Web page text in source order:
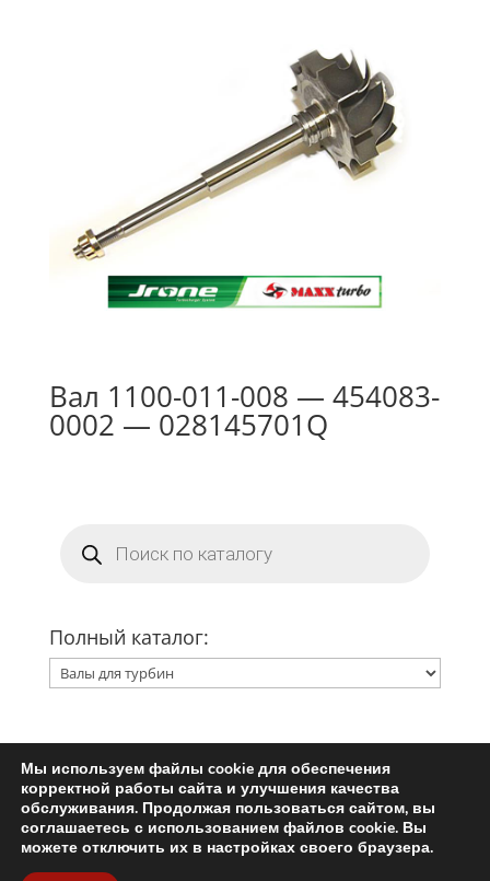
Вал 1100-011-008 — 454083-
0002 — 028145701Q
товаров
Полный каталог:
Главная
Ремкомплект турбины
Запчасти для турбин
Пользовательское соглашение
Политика конфиденциальности
Мы используем файлы cookie для обеспечения
корректной работы сайта и улучшения качества
обслуживания. Продолжая пользоваться сайтом, вы
соглашаетесь с использованием файлов cookie. Вы
можете отключить их в настройках своего браузера.